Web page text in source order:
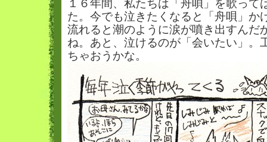
１６年間、私たちは「舟唄」を歌って
た。今でも泣きたくなると「舟唄」か
流れると潮のように涙が噴き出すんだ
ね。あと、泣けるのが「会いたい」。
ちゃおうかな。